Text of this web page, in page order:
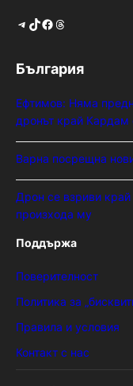
Telegram TikTok Facebook Threads
България
Ефтимов: Няма
дронът край
Варна посрещна
Дрон се взриви
произхода му
Поддържа
Поверителност
Политика за
Правила и условия
Контакт с нас